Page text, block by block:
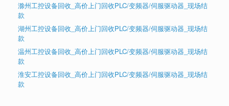
滁州工控设备回收_高价上门回收PLC/变频器/伺服驱动器_现场结
款
湖州工控设备回收_高价上门回收PLC/变频器/伺服驱动器_现场结
款
温州工控设备回收_高价上门回收PLC/变频器/伺服驱动器_现场结
款
淮安工控设备回收_高价上门回收PLC/变频器/伺服驱动器_现场结
款